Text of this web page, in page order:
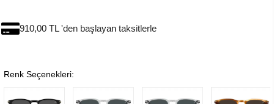
910,00 TL 'den başlayan taksitlerle
Renk Seçenekleri: